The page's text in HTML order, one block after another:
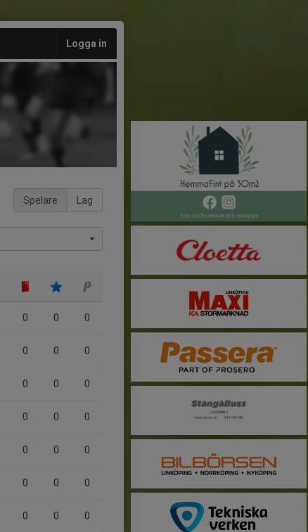
Logga in
Spelare Lag
0 0 0
0 0 0
0 0 0
0 0 0
0 0 0
0 0 0
0 0 0